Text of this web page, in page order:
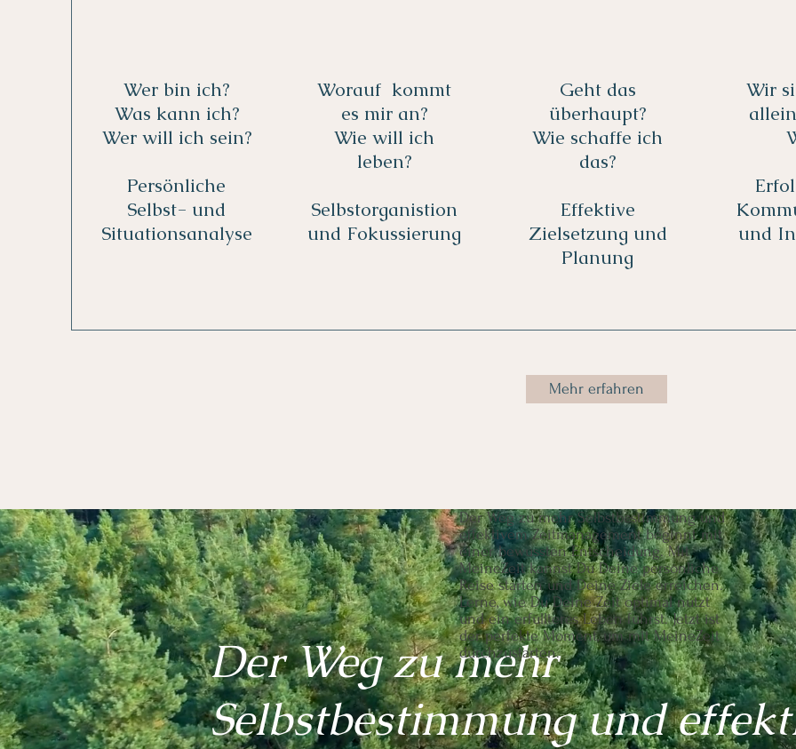
Mehr erfahren
Wer bin ich?
Was kann ich?
Wer will ich sein?
Persönliche
Selbst- und
Situationsanalyse
Worauf kommt
es mir an?
Wie will ich
leben?
Selbstorganistion
und Fokussierung
Geht das
überhaupt?
Wie schaffe ich
das?
Effektive
Zielsetzung und
Planung
Wir
und
Der Weg zu mehr
Selbstbestimmung und
Der Weg zu mehr Selbstbestimmung und
effektivem Zeitmanagement beginnt mit
einer bewussten Entscheidung. Mit
MeineZeit kannst Du Deine persönliche
Reise starten und Deine Ziele erreichen.
Lerne, wie Du Deine Zeit optimal nutzt
und ein erfüllteres Leben führst. Jetzt ist
der perfekte Moment, um mit MeineZeit
durchzustarten.